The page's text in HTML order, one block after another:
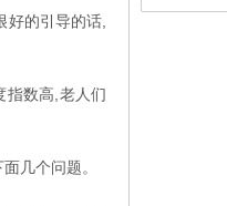
的引导的话,
指数高,老人们
几个问题。